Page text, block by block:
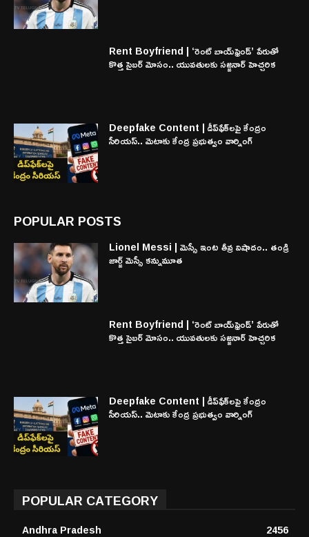
Rent Boyfriend | ‘రెంట్ బాయ్‌ఫ్రెండ్’ పేరుతో
కొత్త సైబర్ మోసం.. యువతులకు సజ్జనార్ హెచ్చరిక
Deepfake Content | డీప్‌ఫేక్‌లపై కేంద్రం
సీరియస్.. మెటాకు కేంద్ర ప్రభుత్వం వార్నింగ్
POPULAR POSTS
Lionel Messi | మెస్సీ ఇంట తీవ్ర విషాదం.. తండ్రి
జార్జ్ మెస్సీ కన్నుమూత
Rent Boyfriend | ‘రెంట్ బాయ్‌ఫ్రెండ్’ పేరుతో
కొత్త సైబర్ మోసం.. యువతులకు సజ్జనార్ హెచ్చరిక
Deepfake Content | డీప్‌ఫేక్‌లపై కేంద్రం
సీరియస్.. మెటాకు కేంద్ర ప్రభుత్వం వార్నింగ్
POPULAR CATEGORY
Andhra Pradesh
2456